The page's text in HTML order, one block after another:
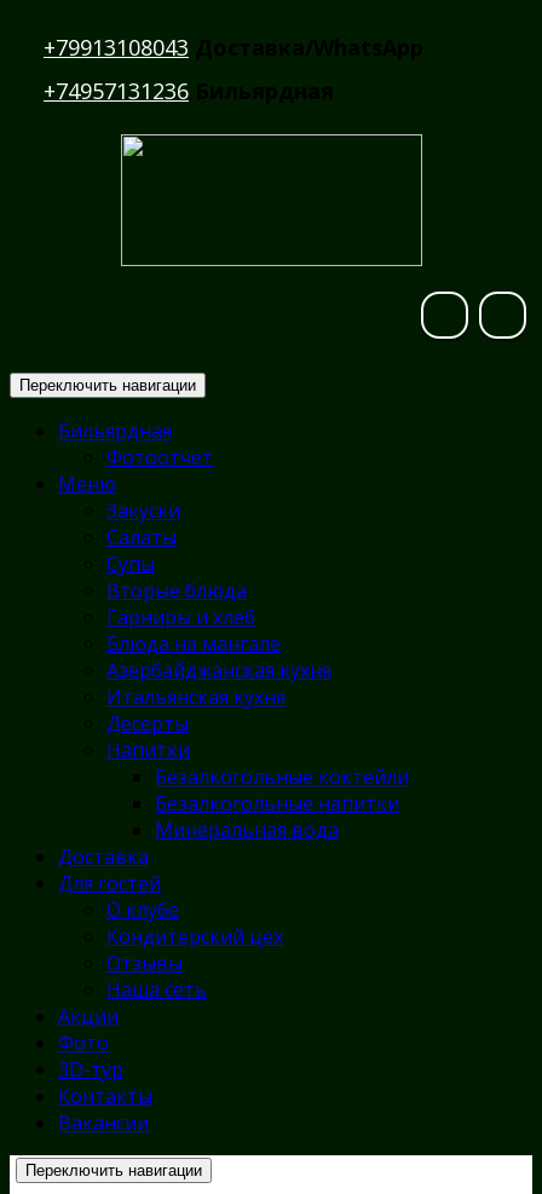
+79913108043 Доставка/WhatsApp
+74957131236 Бильярдная
Переключить навигации
Бильярдная
Фотоотчет
Меню
Закуски
Салаты
Супы
Вторые блюда
Гарниры и хлеб
Блюда на мангале
Азербайджанская кухня
Итальянская кухня
Десерты
Напитки
Безалкогольные коктейли
Безалкогольные напитки
Минеральная вода
Доставка
Для гостей
О клубе
Кондитерский цех
Отзывы
Наша сеть
Акции
Фото
3D-тур
Контакты
Вакансии
Переключить навигации